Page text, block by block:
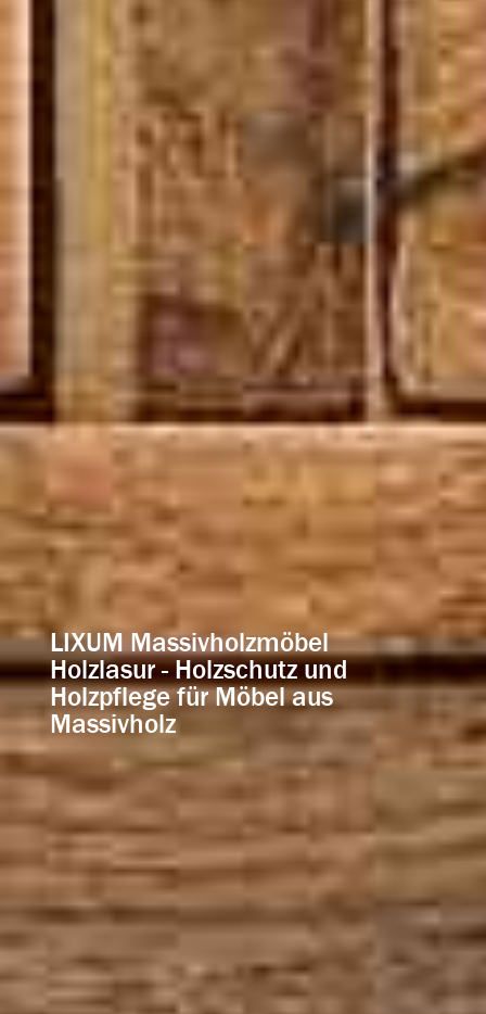
LIXUM Massivholzmöbel
Holzlasur - Holzschutz und
Holzpflege für Möbel aus
Massivholz